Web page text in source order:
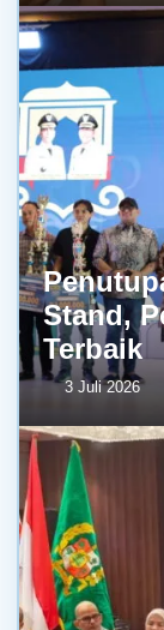
Stand,
Terbaik
3 Juli 2026